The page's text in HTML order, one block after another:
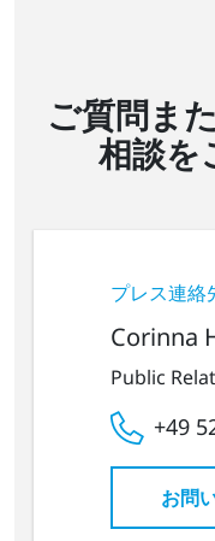
ご質問ま
相談を
プレス連絡
Corinna
Public
+49
お問